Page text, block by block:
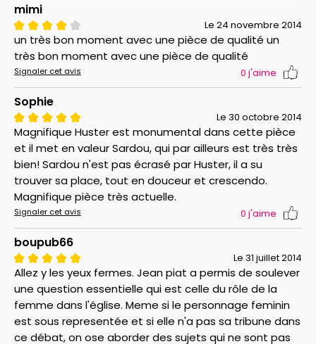
mimi
Le 24 novembre 2014
un très bon moment avec une pièce de qualité un
très bon moment avec une pièce de qualité
Signaler cet avis 0 j'aime
Sophie
Le 30 octobre 2014
Magnifique Huster est monumental dans cette pièce
et il met en valeur Sardou, qui par ailleurs est très très
bien! Sardou n'est pas écrasé par Huster, il a su
trouver sa place, tout en douceur et crescendo.
Magnifique pièce très actuelle.
Signaler cet avis 0 j'aime
boupub66
Le 31 juillet 2014
Allez y les yeux fermes. Jean piat a permis de soulever
une question essentielle qui est celle du rôle de la
femme dans l'église. Meme si le personnage feminin
est sous representée et si elle n'a pas sa tribune dans
ce débat, on ose aborder des sujets qui ne sont pas